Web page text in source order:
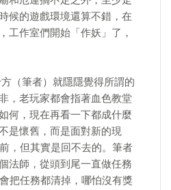
候的遊戲環境還算不錯，在
工作室們開始「作妖」了，
（筆者）就隱隱覺得所謂的
，老玩家都會指著血色教堂
何，現在再看一下都成什麼
是懷舊，而是面對新的現
，但其實是回不去的。筆者
法師，從頭到尾一直做任務
把任務都清掉，哪怕沒有獎